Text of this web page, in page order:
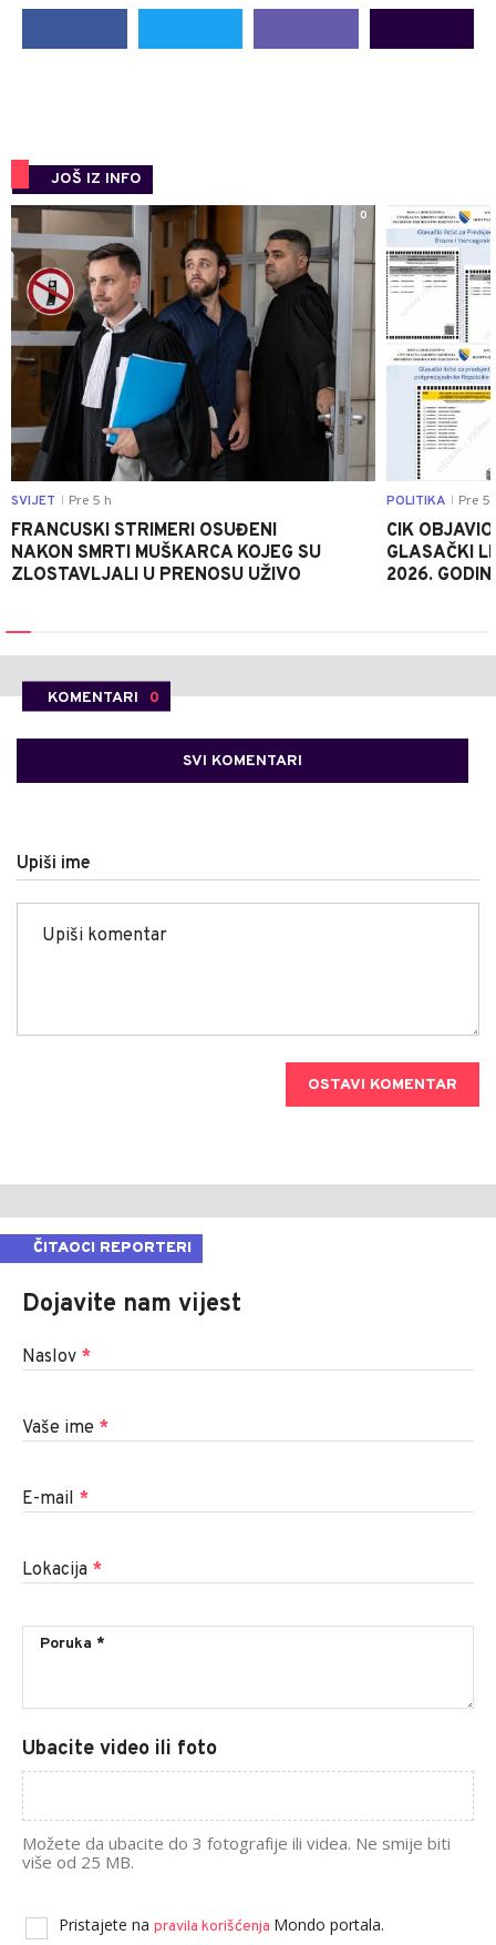
JOŠ IZ INFO
0
SVIJET Pre 5 h
FRANCUSKI STRIMERI OSUĐENI
NAKON SMRTI MUŠKARCA KOJEG SU
ZLOSTAVLJALI U PRENOSU UŽIVO
POLITIKA Pre 5
CIK
GLASAČKI
2026.
KOMENTARI 0
SVI KOMENTARI
Upiši ime
OSTAVI KOMENTAR
ČITAOCI REPORTERI
Dojavite nam vijest
Naslov *
Vaše ime *
E-mail *
Lokacija *
Ubacite video ili foto
Možete da ubacite do 3 fotografije ili videa. Ne smije biti
više od 25 MB.
Pristajete na pravila korišćenja Mondo portala.